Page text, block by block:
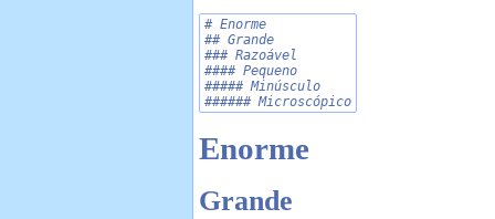
# Enorme
## Grande
### Razoável
#### Pequeno
##### Minúsculo
###### Microscópico
Enorme
Grande